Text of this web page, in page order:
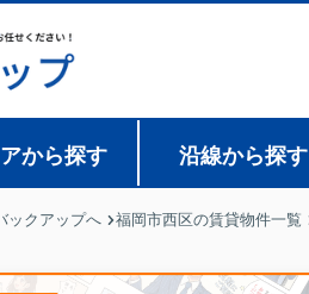
から探す 沿線から探す
ックアップへ 福岡市西区の賃貸物件一覧